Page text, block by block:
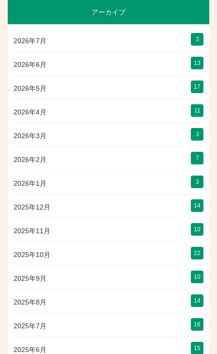
アーカイブ
2026年7月 3
2026年6月 13
2026年5月 17
2026年4月 11
2026年3月 3
2026年2月 7
2026年1月 3
2025年12月 14
2025年11月 10
2025年10月 22
2025年9月 10
2025年8月 14
2025年7月 16
2025年6月 15